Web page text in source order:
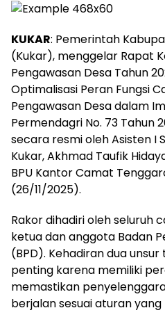
KUKAR: Pemerintah
(Kukar), menggelar Rapat
Pengawasan Desa Tahun
Optimalisasi Peran Fungsi
Pengawasan Desa dalam
Permendagri No. 73 Tahun
secara resmi oleh Asisten I
Kukar, Akhmad Taufik
BPU Kantor Camat
(26/11/2025).
Rakor dihadiri oleh seluruh
ketua dan anggota Badan
(BPD). Kehadiran dua
penting karena memiliki
memastikan
berjalan sesuai aturan yang